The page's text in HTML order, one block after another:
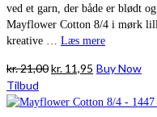
ved et garn, der både er blødt
Mayflower Cotton 8/4 i mørk
kreative … Læs mere
kr.21,00Den
pris
kr. 11,95 Den
pris
Buy Now
Tilbud